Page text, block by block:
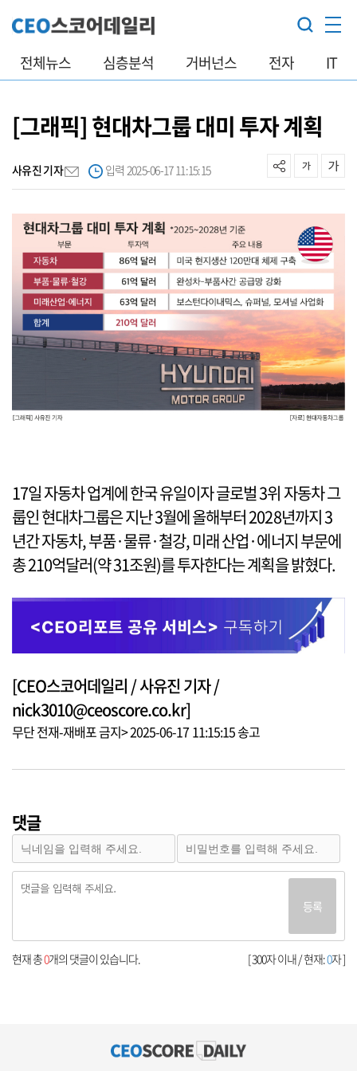
전체뉴스 심층분석 거버넌스 전자 IT
[그래픽] 현대차그룹 대미 투자 계획
사유진 기자 입력 2025-06-17 11:15:15
17일 자동차 업계에 한국 유일이자 글로벌 3위 자동차 그
룹인 현대차그룹은 지난 3월에 올해부터 2028년까지 3
년간 자동차, 부품·물류·철강, 미래 산업·에너지 부문에
총 210억달러(약 31조원)를 투자한다는 계획을 밝혔다.
[CEO스코어데일리 / 사유진 기자 /
nick3010@ceoscore.co.kr]
무단 전재-재배포 금지> 2025-06-17 11:15:15 송고
댓글
등록
[ 300자 이내 / 현재:0자 ]
현재 총0개의 댓글이 있습니다.